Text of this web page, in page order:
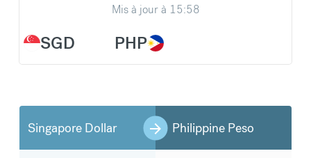
SGD
Mis à jour à 15:58
PHP
Singapore Dollar Philippine Peso